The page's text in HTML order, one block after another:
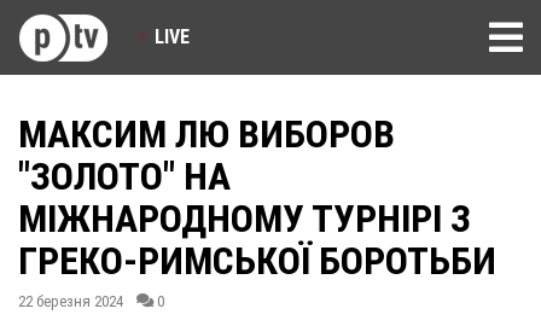
LIVE
МАКСИМ ЛЮ ВИБОРОВ
"ЗОЛОТО" НА
МІЖНАРОДНОМУ ТУРНІРІ З
ГРЕКО-РИМСЬКОЇ БОРОТЬБИ
22 березня 2024 0